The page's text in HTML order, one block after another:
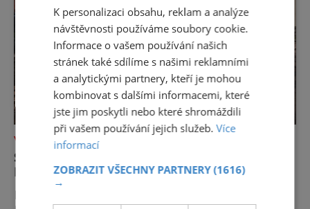
VÝLETY ZA POZNÁNÍM
SYNAGOGA, KTERÁ ZNOVU
PROMLOUVÁ
Na rohu dnešních ulic Spálená a Přízova v
K personalizaci obsahu, reklam a analýze
návštěvnosti používáme soubory cookie.
Informace o vašem používání našich
stránek také sdílíme s našimi reklamními
a analytickými partnery, kteří je mohou
kombinovat s dalšími informacemi, které
jste jim poskytli nebo které shromáždili
při vašem používání jejich služeb.Více
informací
ZOBRAZIT VŠECHNY PARTNERY(1616)
→